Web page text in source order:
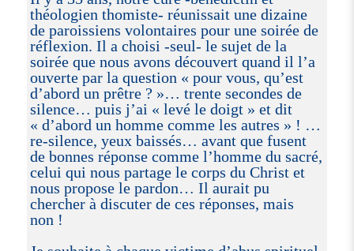
théologien thomiste- réunissait une dizaine
de paroissiens volontaires pour une soirée de
réflexion. Il a choisi -seul- le sujet de la
soirée que nous avons découvert quand il l’a
ouverte par la question « pour vous, qu’est
d’abord un prêtre ? »… trente secondes de
silence… puis j’ai « levé le doigt » et dit
« d’abord un homme comme les autres » ! …
re-silence, yeux baissés… avant que fusent
de bonnes réponse comme l’homme du sacré,
celui qui nous partage le corps du Christ et
nous propose le pardon… Il aurait pu
chercher à discuter de ces réponses, mais
non !